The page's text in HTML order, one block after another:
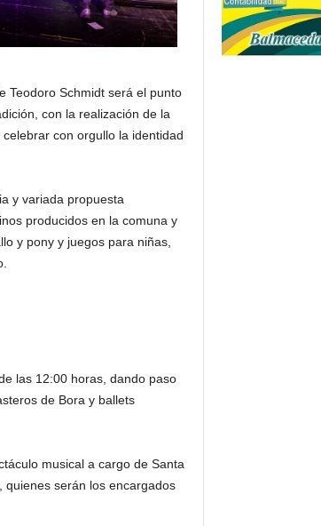
Teodoro Schmidt será el punto
con la realización de la
con orgullo la identidad
y variada propuesta
producidos en la comuna y
y pony y juegos para niñas,
las 12:00 horas, dando paso
de Bora y ballets
musical a cargo de Santa
quienes serán los encargados